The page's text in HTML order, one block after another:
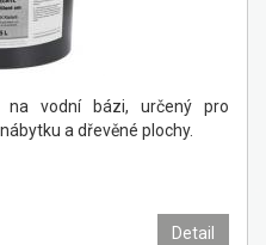
na vodní bázi, určený pro
a dřevěné plochy.
Detail